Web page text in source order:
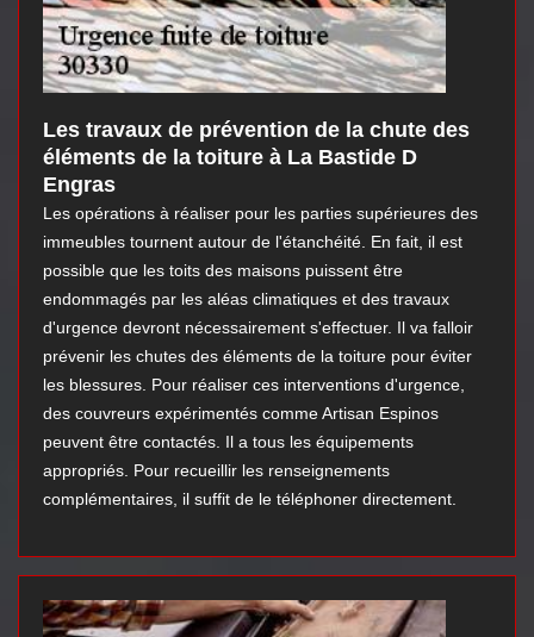
Les travaux de prévention de la chute des
éléments de la toiture à La Bastide D
Engras
Les opérations à réaliser pour les parties supérieures des
immeubles tournent autour de l'étanchéité. En fait, il est
possible que les toits des maisons puissent être
endommagés par les aléas climatiques et des travaux
d'urgence devront nécessairement s'effectuer. Il va falloir
prévenir les chutes des éléments de la toiture pour éviter
les blessures. Pour réaliser ces interventions d'urgence,
des couvreurs expérimentés comme Artisan Espinos
peuvent être contactés. Il a tous les équipements
appropriés. Pour recueillir les renseignements
complémentaires, il suffit de le téléphoner directement.